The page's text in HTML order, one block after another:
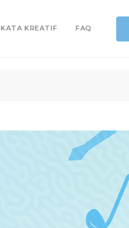
KATA KREATIF FAQ